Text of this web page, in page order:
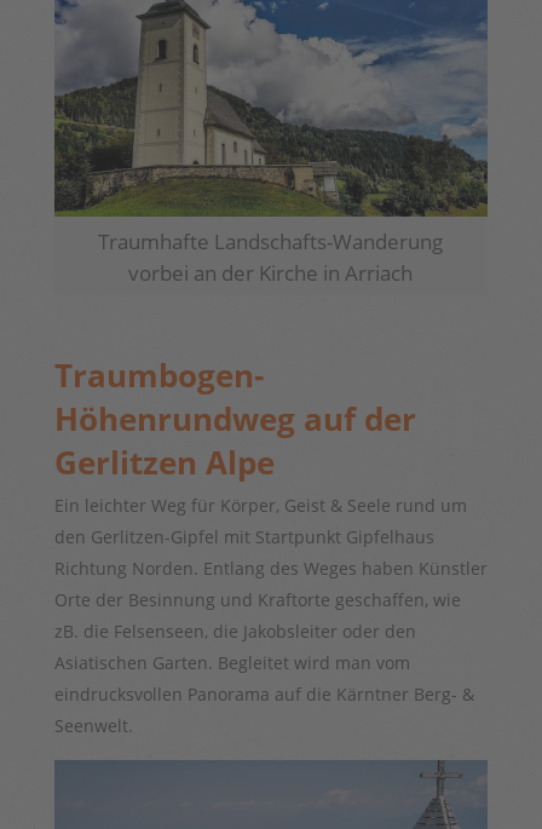
Traumhafte Landschafts-Wanderung
vorbei an der Kirche in Arriach
Traumbogen-
Höhenrundweg auf der
Gerlitzen Alpe
Ein leichter Weg für Körper, Geist & Seele rund um
den Gerlitzen-Gipfel mit Startpunkt Gipfelhaus
Richtung Norden. Entlang des Weges haben Künstler
Orte der Besinnung und Kraftorte geschaffen, wie
zB. die Felsenseen, die Jakobsleiter oder den
Asiatischen Garten. Begleitet wird man vom
eindrucksvollen Panorama auf die Kärntner Berg- &
Seenwelt.